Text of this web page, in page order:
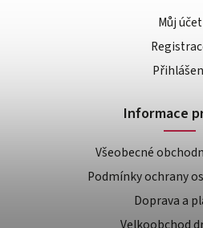
Můj účet
Informace
Všeobecné
Podmínky ochrany
Doprava a